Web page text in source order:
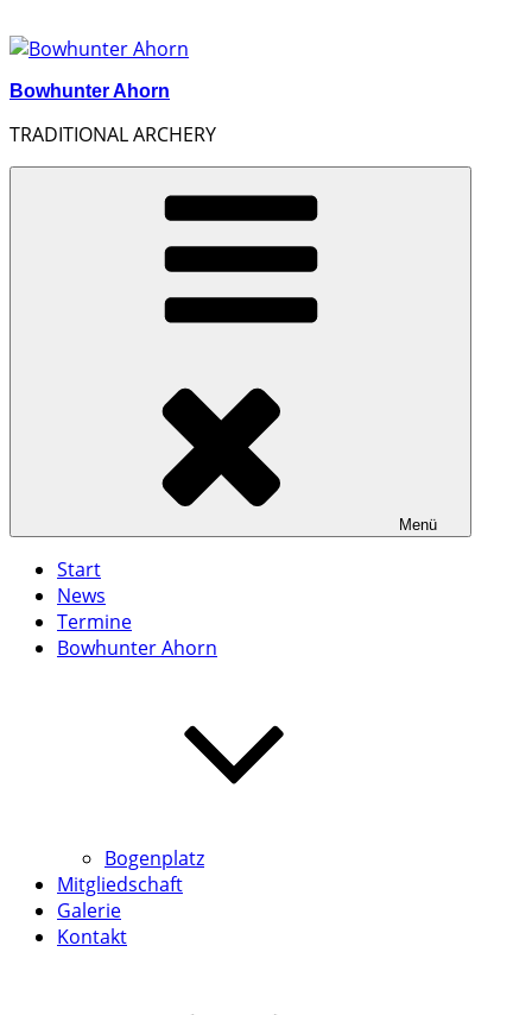
Inhalt
Bowhunter Ahorn
TRADITIONAL ARCHERY
Menü
Start
News
Termine
Bowhunter Ahorn
Bogenplatz
Mitgliedschaft
Galerie
Kontakt